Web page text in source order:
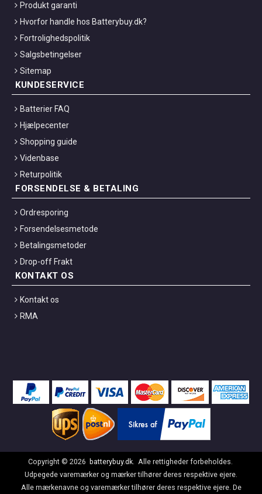
Produkt garanti
Hvorfor handle hos Batterybuy.dk?
Fortrolighedspolitik
Salgsbetingelser
Sitemap
KUNDESERVICE
Batterier FAQ
Hjælpecenter
Shopping guide
Videnbase
Returpolitik
FORSENDELSE & BETALING
Ordresporing
Forsendelsesmetode
Betalingsmetoder
Drop-off Frakt
KONTAKT OS
Kontakt os
RMA
Copyright © 2026 batterybuy.dk. Alle rettigheder forbeholdes.
Udpegede varemærker og mærker tilhører deres respektive ejere.
Alle mærkenavne og varemærker tilhører deres respektive ejere. De